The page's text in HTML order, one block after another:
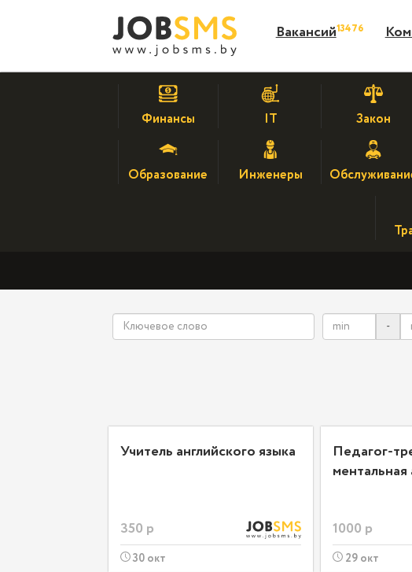
Вакансий13476
Финансы IT Закон
Образование Инженеры
-
Учитель английского языка
350 р
30 окт
Педагог-
1000 р
29 окт